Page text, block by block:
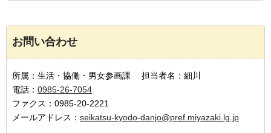
お問い合わせ
所属：生活・協働・男女参画課 担当者名：細川
電話： 0985-26-7054
ファクス：0985-20-2221
メールアドレス： seikatsu-kyodo-danjo@pref.miyazaki.lg.jp